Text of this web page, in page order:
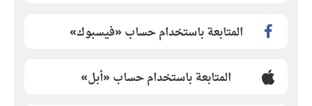
المتابعة باستخدام حساب «فيسبوك»
المتابعة باستخدام حساب «أبل»